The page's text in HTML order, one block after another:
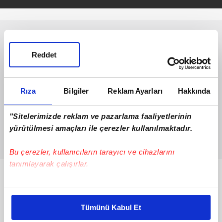
Rıza Bilgiler Reklam Ayarları Hakkında
"Sitelerimizde reklam ve pazarlama faaliyetlerinin
yürütülmesi amaçları ile çerezler kullanılmaktadır.
Bu çerezler, kullanıcıların tarayıcı ve cihazlarını
tanımlayarak çalışırlar.
Bu çerezlere izin vermeniz halinde sizlere özel
daha iyi reklam deneyimi yaşatabiliriz. Bunu yaparken
Tümünü Kabul Et
Reddet